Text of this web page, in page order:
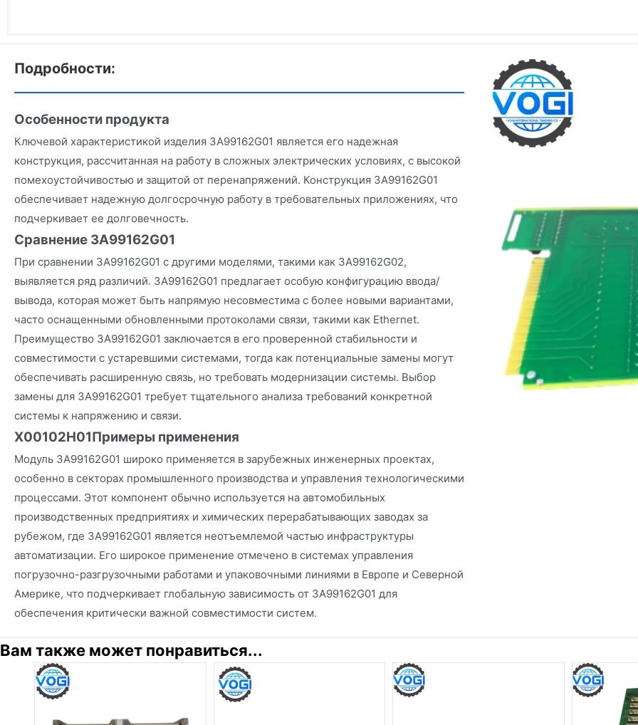
Подробности:
Особенности продукта
Ключевой характеристикой изделия 3A99162G01 является его надежная
конструкция, рассчитанная на работу в сложных электрических условиях, с высокой
помехоустойчивостью и защитой от перенапряжений. Конструкция 3A99162G01
обеспечивает надежную долгосрочную работу в требовательных приложениях, что
подчеркивает ее долговечность.
Сравнение 3A99162G01
При сравнении 3A99162G01 с другими моделями, такими как 3A99162G02,
выявляется ряд различий. 3A99162G01 предлагает особую конфигурацию ввода/
вывода, которая может быть напрямую несовместима с более новыми вариантами,
часто оснащенными обновленными протоколами связи, такими как Ethernet.
Преимущество 3A99162G01 заключается в его проверенной стабильности и
совместимости с устаревшими системами, тогда как потенциальные замены могут
обеспечивать расширенную связь, но требовать модернизации системы. Выбор
замены для 3A99162G01 требует тщательного анализа требований конкретной
системы к напряжению и связи.
X00102H01Примеры применения
Модуль 3A99162G01 широко применяется в зарубежных инженерных проектах,
особенно в секторах промышленного производства и управления технологическими
процессами. Этот компонент обычно используется на автомобильных
производственных предприятиях и химических перерабатывающих заводах за
рубежом, где 3A99162G01 является неотъемлемой частью инфраструктуры
автоматизации. Его широкое применение отмечено в системах управления
погрузочно-разгрузочными работами и упаковочными линиями в Европе и Северной
Америке, что подчеркивает глобальную зависимость от 3A99162G01 для
обеспечения критически важной совместимости систем.
Вам также может понравиться...